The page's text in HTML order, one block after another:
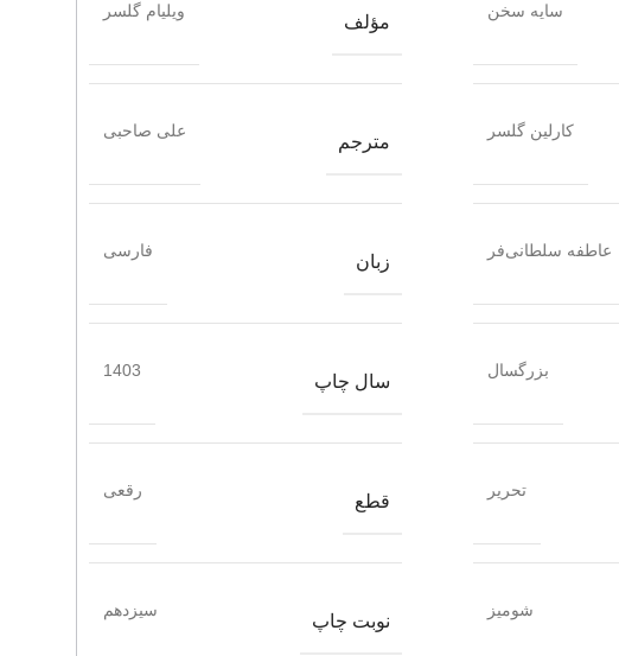
سایه سخن
مؤلف
ویلیام گلسر
کارلین گلسر
مترجم
علی صاحبی
عاطفه سلطانی‌فر
زبان
فارسی
بزرگسال
سال چاپ
1403
تحریر
قطع
رقعی
شومیز
نوبت چاپ
سیزدهم